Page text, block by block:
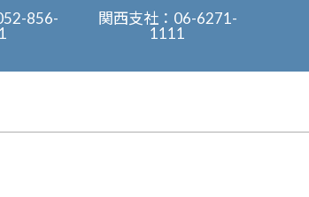
856-
関西支社： 06-6271-
1111